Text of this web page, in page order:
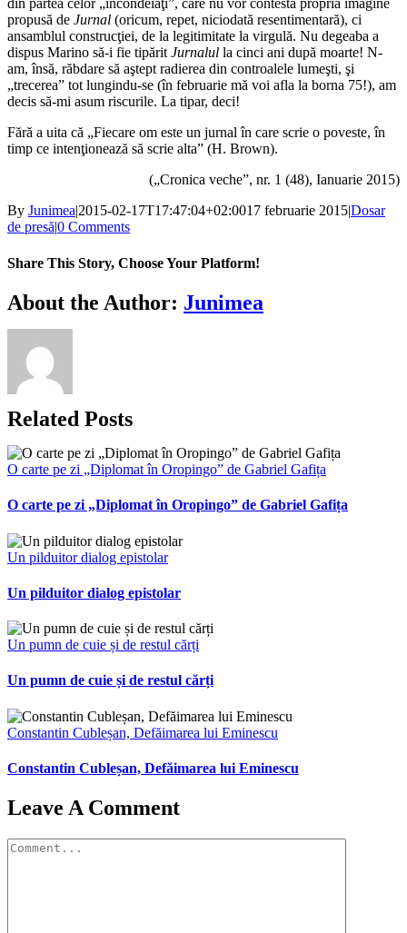
din partea celor „încondeiaţi”, care nu vor contesta propria imagine
propusă de Jurnal (oricum, repet, niciodată resentimentară), ci
ansamblul construcţiei, de la legitimitate la virgulă. Nu degeaba a
dispus Marino să-i fie tipăritJurnalul la cinci ani după moarte! N-
am, însă, răbdare să aştept radierea din controalele lumeşti, şi
„trecerea” tot lungindu-se (în februarie mă voi afla la borna 75!), am
decis să-mi asum riscurile. La tipar, deci!
Fără a uita că „Fiecare om este un jurnal în care scrie o poveste, în
timp ce intenţionează să scrie alta” (H. Brown).
(„Cronica veche”, nr. 1 (48), Ianuarie 2015)
By Junimea|2015-02-17T17:47:04+02:0017 februarie 2015|Dosar
de presă|0 Comments
Share This Story, Choose Your Platform!
Facebook
X
Bluesky
Reddit
LinkedIn
WhatsApp
Telegram
Tumblr
Xing
Email
Copy
Link
About the Author: Junimea
Related Posts
O carte pe zi „Diplomat în Oropingo” de Gabriel Gafița
O carte pe zi „Diplomat în Oropingo” de Gabriel Gafița
Un pilduitor dialog epistolar
Un pilduitor dialog epistolar
Un pumn de cuie și de restul cărți
Un pumn de cuie și de restul cărți
Constantin Cubleșan, Defăimarea lui Eminescu
Constantin Cubleșan, Defăimarea lui Eminescu
Leave A Comment
Comment